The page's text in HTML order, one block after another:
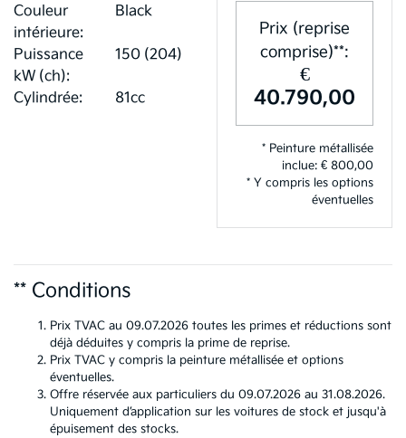
Couleur
intérieure:
Black
Puissance
kW (ch):
150 (204)
Cylindrée: 81cc
Prix (reprise
comprise)**:
€
40.790,00
* Peinture métallisée
inclue: € 800,00
* Y compris les options
éventuelles
** Conditions
Prix TVAC au 09.07.2026 toutes les primes et réductions sont
déjà déduites y compris la prime de reprise.
Prix TVAC y compris la peinture métallisée et options
éventuelles.
Offre réservée aux particuliers du 09.07.2026 au 31.08.2026.
Uniquement d’application sur les voitures de stock et jusqu'à
épuisement des stocks.